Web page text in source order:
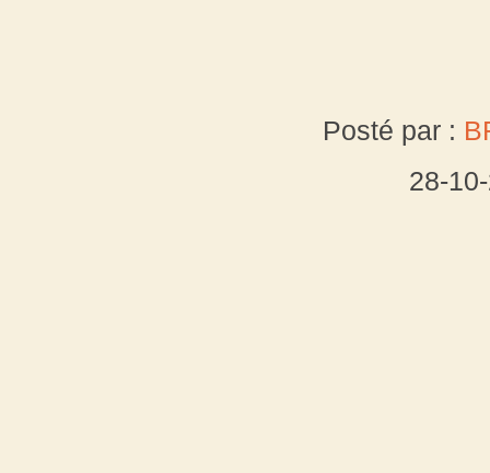
Posté par :
28-